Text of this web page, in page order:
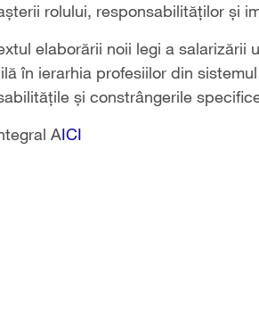
rolului, responsabilităților și
elaborării noii legi a
în ierarhia profesiilor din
și constrângerile
AICI